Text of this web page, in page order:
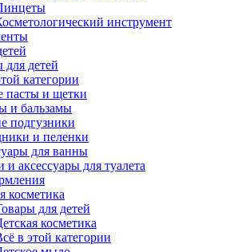
инструмент
для детей
категории
пасты и щетки
и бальзамы
подгузники
и пеленки
для ванны
и аксессуары для туалета
косметика
для детей
косметика
в этой категории